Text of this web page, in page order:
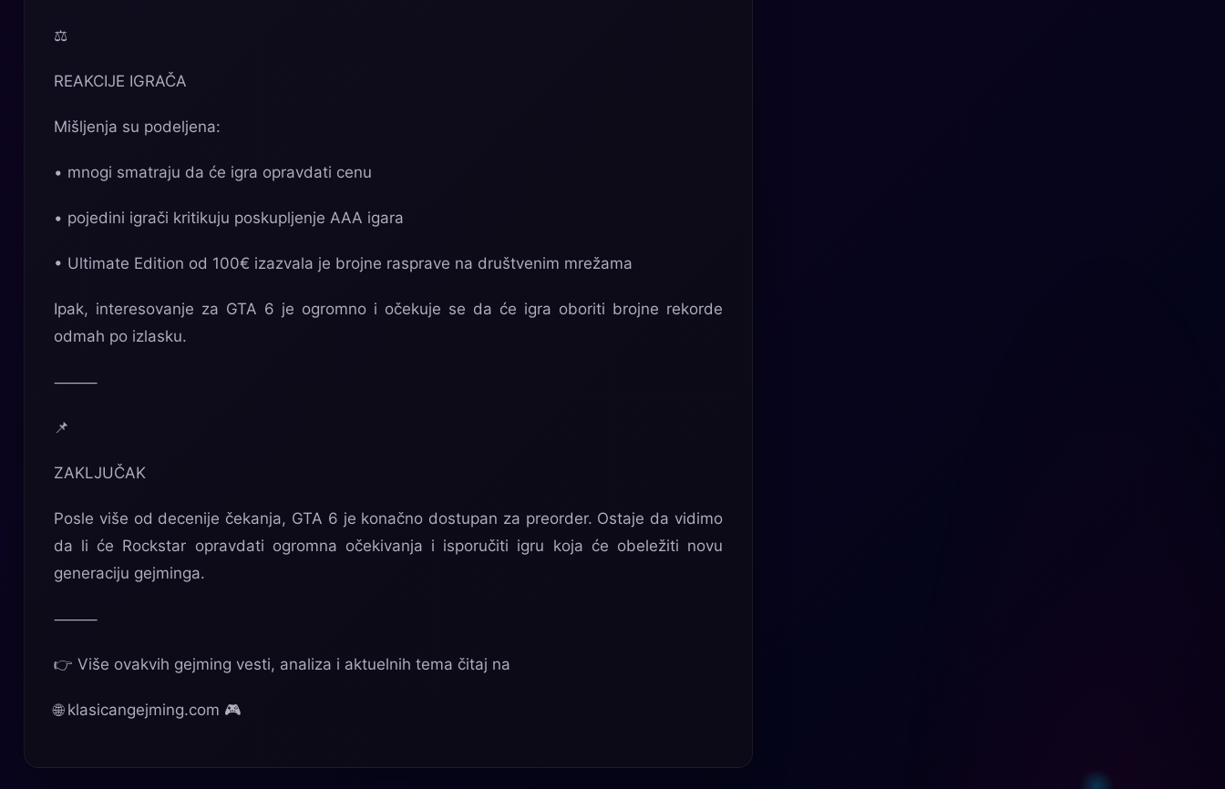
⚖️
REAKCIJE IGRAČA
Mišljenja su podeljena:
• mnogi smatraju da će igra opravdati cenu
• pojedini igrači kritikuju poskupljenje AAA igara
• Ultimate Edition od 100€ izazvala je brojne rasprave na društvenim mrežama
Ipak, interesovanje za GTA 6 je ogromno i očekuje se da će igra oboriti brojne rekorde
odmah po izlasku.
⸻
📌
ZAKLJUČAK
Posle više od decenije čekanja, GTA 6 je konačno dostupan za preorder. Ostaje da vidimo
da li će Rockstar opravdati ogromna očekivanja i isporučiti igru koja će obeležiti novu
generaciju gejminga.
⸻
👉 Više ovakvih gejming vesti, analiza i aktuelnih tema čitaj na
🌐 klasicangejming.com 🎮